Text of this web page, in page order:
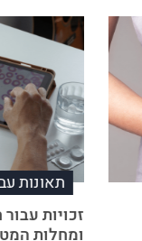
תאונות
זכויות
ומחלות